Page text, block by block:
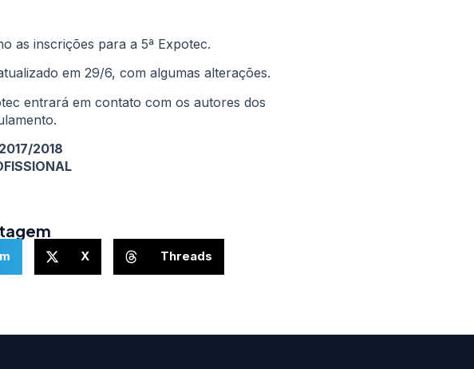
as inscrições para a 5ª Expotec.
em 29/6, com algumas alterações.
entrará em contato com os autores dos
2018
X Threads